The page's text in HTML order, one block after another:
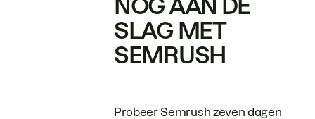
NOG AAN DE
SLAG MET
SEMRUSH
Probeer Semrush zeven dagen